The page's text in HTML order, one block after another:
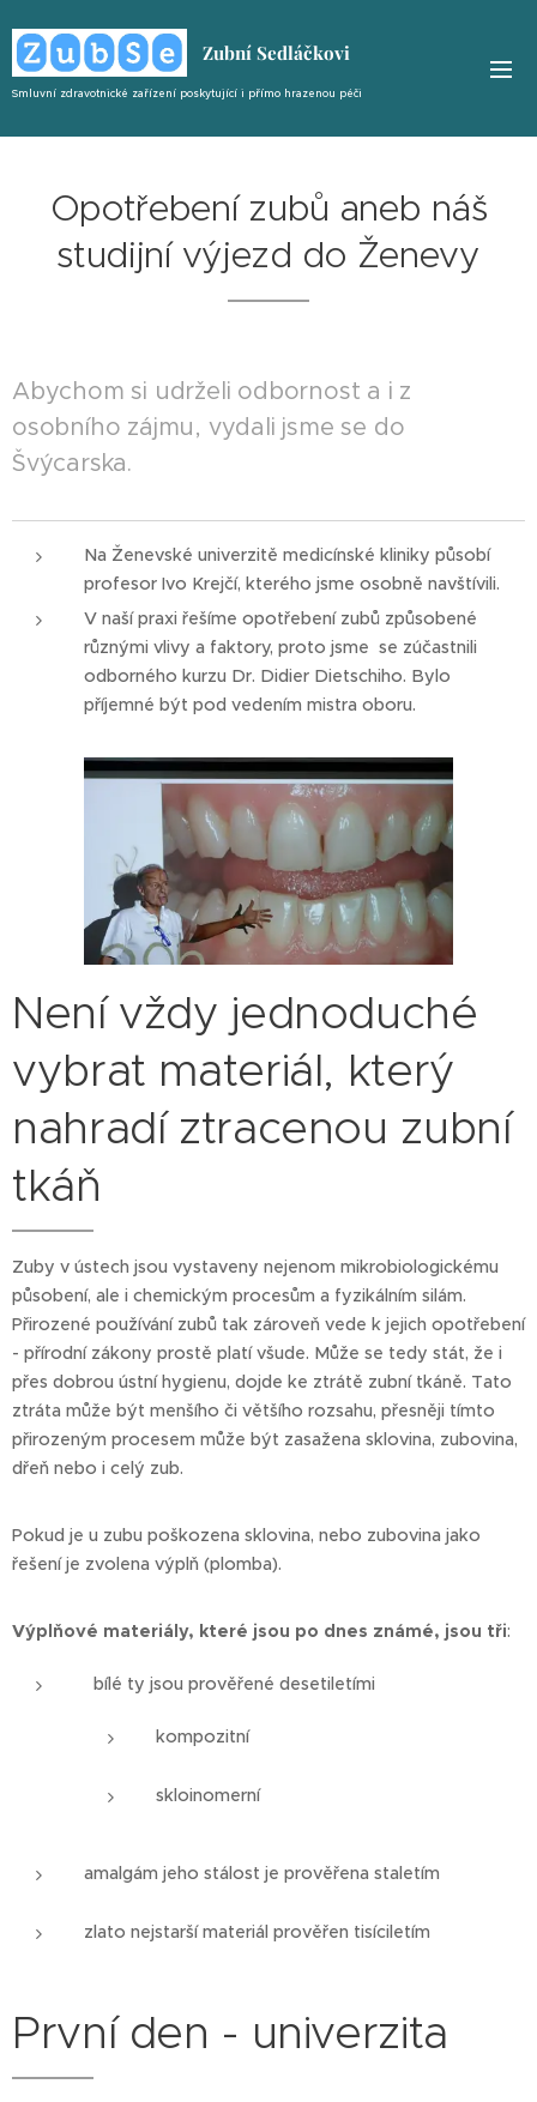
Zubní Sedláčkovi
Smluvní zdravotnické zařízení poskytující i přímo hrazenou péči
Opotřebení zubů aneb náš
studijní výjezd do Ženevy
Abychom si udrželi odbornost a i z
osobního zájmu, vydali jsme se do
Švýcarska.
Na Ženevské univerzitě medicínské kliniky působí
profesor Ivo Krejčí, kterého jsme osobně navštívili.
V naší praxi řešíme opotřebení zubů způsobené
různými vlivy a faktory, proto jsme se zúčastnili
odborného kurzu Dr. Didier Dietschiho. Bylo
příjemné být pod vedením mistra oboru.
Není vždy jednoduché
vybrat materiál, který
nahradí ztracenou zubní
tkáň
Zuby v ústech jsou vystaveny nejenom mikrobiologickému
působení, ale i chemickým procesům a fyzikálním silám.
Přirozené používání zubů tak zároveň vede k jejich opotřebení
- přírodní zákony prostě platí všude. Může se tedy stát, že i
přes dobrou ústní hygienu, dojde ke ztrátě zubní tkáně. Tato
ztráta může být menšího či většího rozsahu, přesněji tímto
přirozeným procesem může být zasažena sklovina, zubovina,
dřeň nebo i celý zub.
Pokud je u zubu poškozena sklovina, nebo zubovina jako
řešení je zvolena výplň (plomba).
Výplňové materiály, které jsou po dnes známé, jsou tři:
bílé ty jsou prověřené desetiletími
kompozitní
skloinomerní
amalgám jeho stálost je prověřena staletím
zlato nejstarší materiál prověřen tisíciletím
První den - univerzita